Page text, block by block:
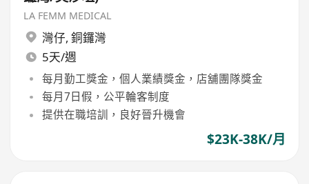
LA FEMM MEDICAL
灣仔, 銅鑼灣
5天/週
每月勤工獎金，個人業績獎金，店舖團隊獎金
每月7日假，公平輪客制度
提供在職培訓，良好晉升機會
$23K-38K/月